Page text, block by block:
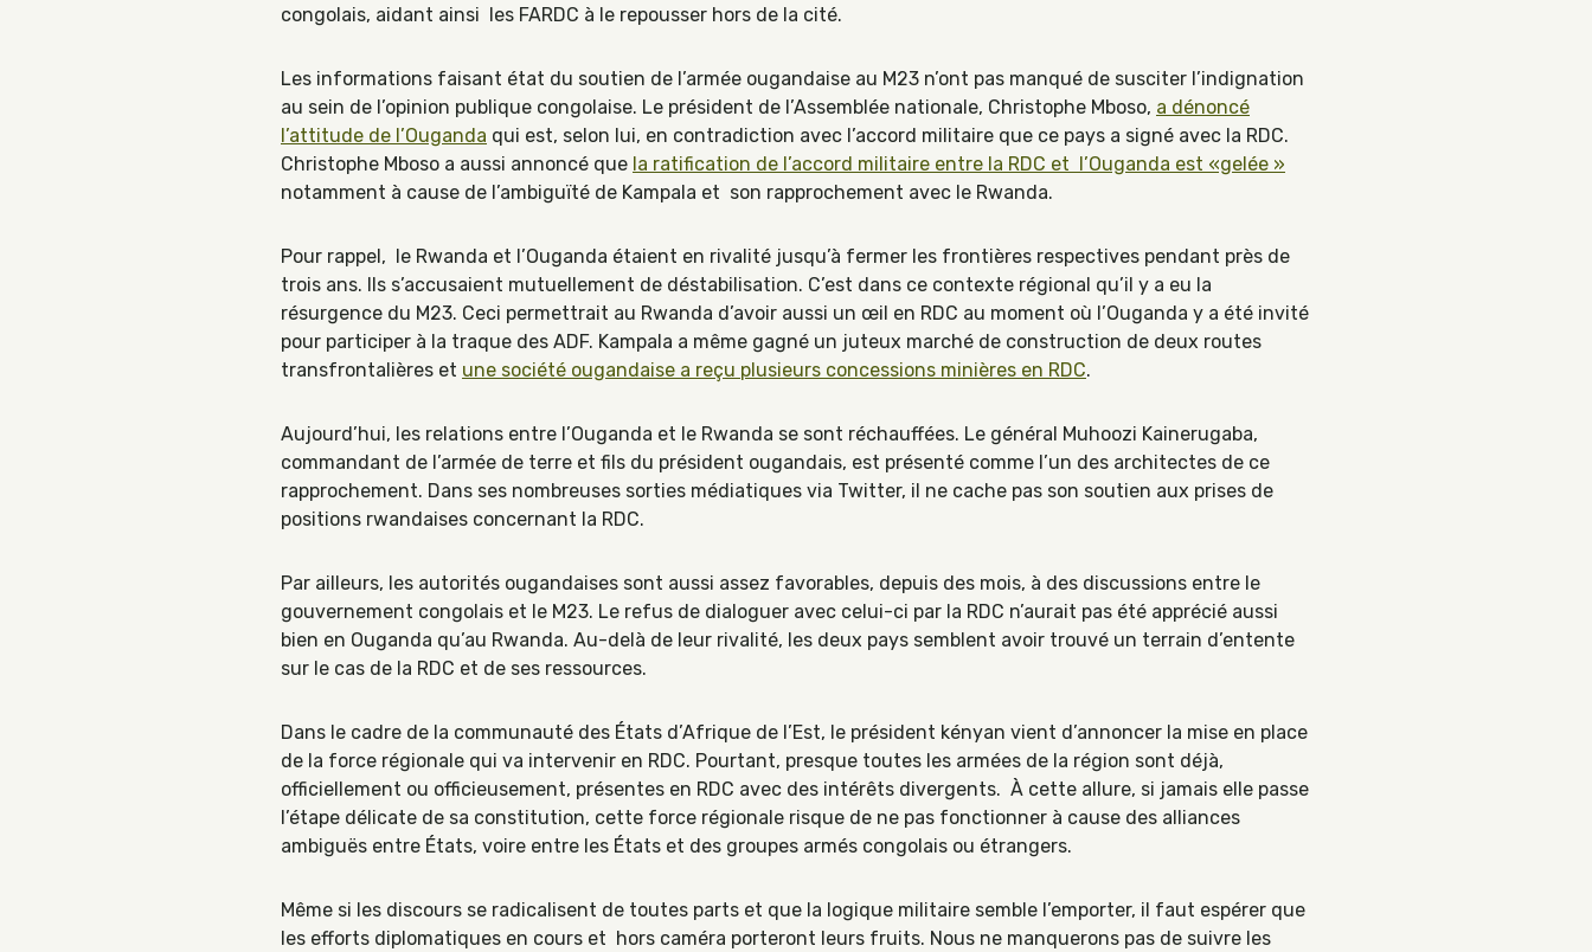
congolais, aidant ainsi les FARDC à le repousser hors de la cité.
Les informations faisant état du soutien de l’armée ougandaise au M23 n’ont pas manqué de susciter l’indignation
au sein de l’opinion publique congolaise. Le président de l’Assemblée nationale, Christophe Mboso, a dénoncé
l’attitude de l’Ouganda qui est, selon lui, en contradiction avec l’accord militaire que ce pays a signé avec la RDC.
Christophe Mboso a aussi annoncé que a ratification de l’accord militaire entre la RDC et l’Ouganda est «gelée »
notamment à cause de l’ambiguïté de Kampala et son rapprochement avec le Rwanda.
Pour rappel, le Rwanda et l’Ouganda étaient en rivalité jusqu’à fermer les frontières respectives pendant près de
trois ans. Ils s’accusaient mutuellement de déstabilisation. C’est dans ce contexte régional qu’il y a eu la
résurgence du M23. Ceci permettrait au Rwanda d’avoir aussi un œil en RDC au moment où l’Ouganda y a été invité
pour participer à la traque des ADF. Kampala a même gagné un juteux marché de construction de deux routes
transfrontalières et une société ougandaise a reçu plusieurs concessions minières en RDC.
Aujourd’hui, les relations entre l’Ouganda et le Rwanda se sont réchauffées. Le général Muhoozi Kainerugaba,
commandant de l’armée de terre et fils du président ougandais, est présenté comme l’un des architectes de ce
rapprochement. Dans ses nombreuses sorties médiatiques via Twitter, il ne cache pas son soutien aux prises de
positions rwandaises concernant la RDC.
Par ailleurs, les autorités ougandaises sont aussi assez favorables, depuis des mois, à des discussions entre le
gouvernement congolais et le M23. Le refus de dialoguer avec celui-ci par la RDC n’aurait pas été apprécié aussi
bien en Ouganda qu’au Rwanda. Au-delà de leur rivalité, les deux pays semblent avoir trouvé un terrain d’entente
sur le cas de la RDC et de ses ressources.
Dans le cadre de la communauté des États d’Afrique de l’Est, le président kényan vient d’annoncer la mise en place
de la force régionale qui va intervenir en RDC. Pourtant, presque toutes les armées de la région sont déjà,
officiellement ou officieusement, présentes en RDC avec des intérêts divergents. À cette allure, si jamais elle passe
l’étape délicate de sa constitution, cette force régionale risque de ne pas fonctionner à cause des alliances
ambiguës entre États, voire entre les États et des groupes armés congolais ou étrangers.
Même si les discours se radicalisent de toutes parts et que la logique militaire semble l’emporter, il faut espérer que
les efforts diplomatiques en cours et hors caméra porteront leurs fruits. Nous ne manquerons pas de suivre les